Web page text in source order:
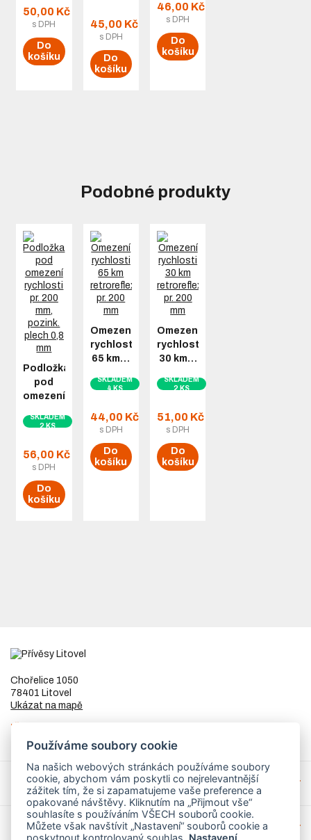
50,00 Kč
s DPH
Do
košíku
45,00 Kč
s DPH
Do
košíku
46,00 Kč
s DPH
Do
košíku
Podobné produkty
Podložka
pod
omezení…
SKLADEM
2 KS
56,00 Kč
s DPH
Do
košíku
Omezení
rychlosti
65 km…
SKLADEM
4 KS
44,00 Kč
s DPH
Do
košíku
Omezení
rychlosti
30 km…
SKLADEM
2 KS
51,00 Kč
s DPH
Do
košíku
Chořelice 1050
78401 Litovel
Ukázat na mapě
IČ
DIČCZ8253255307
Přívěsy a náhradní díly
Servis
Používáme soubory cookie
Na našich webových stránkách používáme soubory
cookie, abychom vám poskytli co nejrelevantnější
zážitek tím, že si zapamatujeme vaše preference a
opakované návštěvy. Kliknutím na „Přijmout vše“
souhlasíte s používáním VŠECH souborů cookie.
Můžete však navštívit „Nastavení“ souborů cookie a
poskytnout kontrolovaný souhlas. Nastavení